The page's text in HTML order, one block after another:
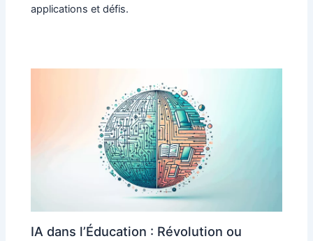
applications et défis.
IA dans l’Éducation : Révolution ou